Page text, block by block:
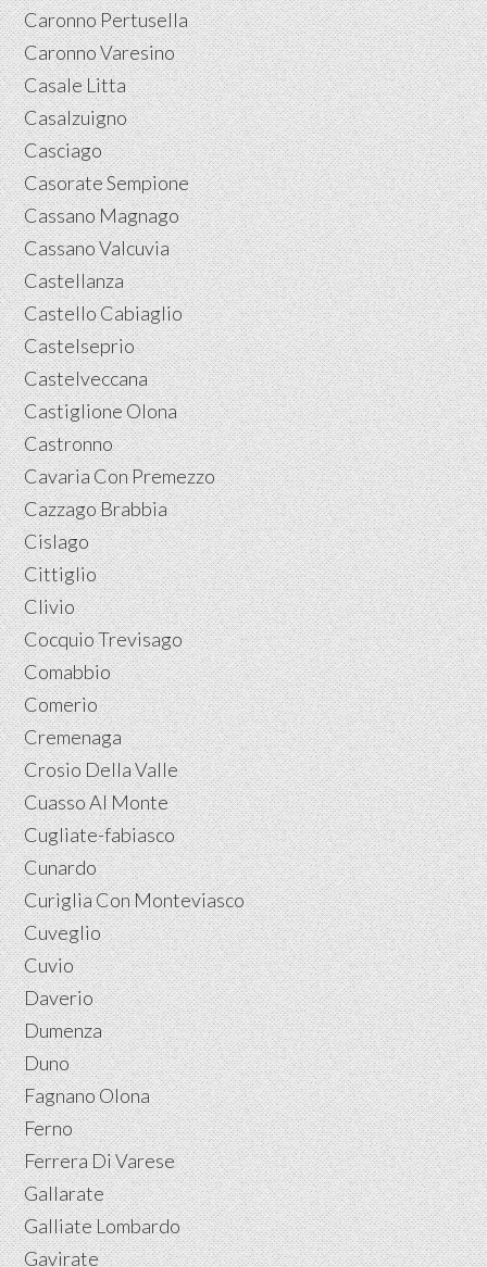
Caronno Pertusella
Caronno Varesino
Casale Litta
Casalzuigno
Casciago
Casorate Sempione
Cassano Magnago
Cassano Valcuvia
Castellanza
Castello Cabiaglio
Castelseprio
Castelveccana
Castiglione Olona
Castronno
Cavaria Con Premezzo
Cazzago Brabbia
Cislago
Cittiglio
Clivio
Cocquio Trevisago
Comabbio
Comerio
Cremenaga
Crosio Della Valle
Cuasso Al Monte
Cugliate-fabiasco
Cunardo
Curiglia Con Monteviasco
Cuveglio
Cuvio
Daverio
Dumenza
Duno
Fagnano Olona
Ferno
Ferrera Di Varese
Gallarate
Galliate Lombardo
Gavirate